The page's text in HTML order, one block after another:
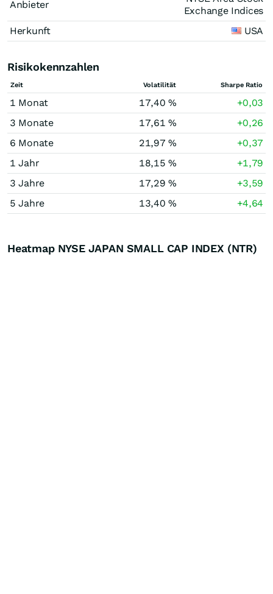
Anbieter
Exchange Indices
Herkunft
USA
Risikokennzahlen
Zeit Volatilität Sharpe Ratio
1 Monat 17,40 %
+0,03
3 Monate
17,61 %
+0,26
6 Monate
21,97 %
+0,37
1 Jahr
18,15 %
+1,79
3 Jahre
17,29 %
+3,59
5 Jahre
13,40 % +4,64
Heatmap NYSE JAPAN SMALL CAP INDEX (NTR)